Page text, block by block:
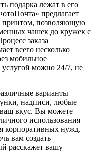
подарка лежат в его
предлагает
принтом, позволяющую
чашек до кружек с
заказа
всего несколько
мобильное
услугой можно 24/7, не
варианты
надписи, любые
ваш вкус. Вы можете
использования
корпоративных нужд.
вам создать
расскажет вашу